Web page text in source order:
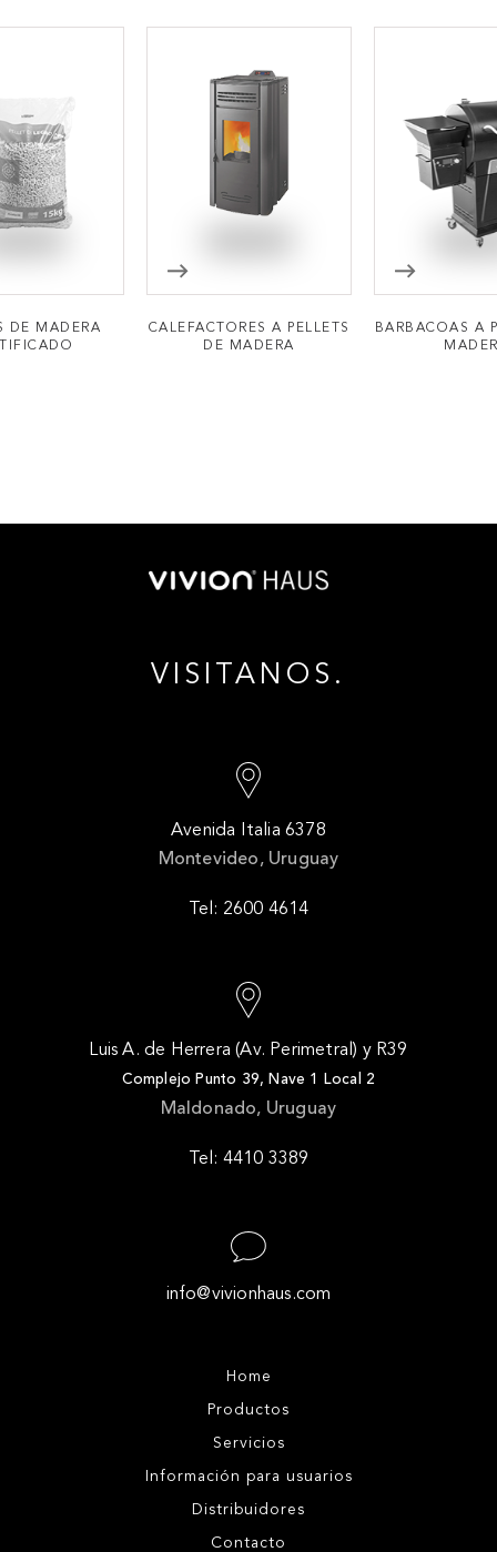
DE MADERA
CALEFACTORES A PELLETS
DE MADERA
BARBACOAS A
VISITANOS.
Avenida Italia 6378
Montevideo, Uruguay
Tel: 2600 4614
Luis A. de Herrera (Av. Perimetral) y R39
Complejo Punto 39, Nave 1 Local 2
Maldonado, Uruguay
Tel: 4410 3389
info@vivionhaus.com
Home
Productos
Servicios
Información para usuarios
Distribuidores
Contacto